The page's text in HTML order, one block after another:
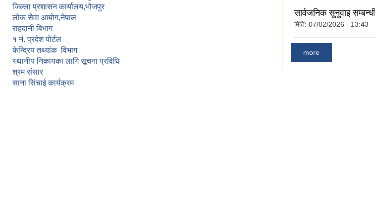
जिल्ला प्रशासन कार्यालय,भोजपुर
लोक सेवा आयोग,नेपाल
राहदानी बिभाग
१ नं. प्रदेश पोर्टल
केन्द्रिय तथ्यांक विभाग
स्थानीय निकायका लागि सूचना प्रविधि
श्रम संसार
साना सिंचाई कार्यक्रम
सार्वजनिक सुनुवाइ
मिति: 07/02/2026 - 13:43
more